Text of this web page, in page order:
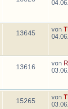
13645 von
13616 von
15265 von